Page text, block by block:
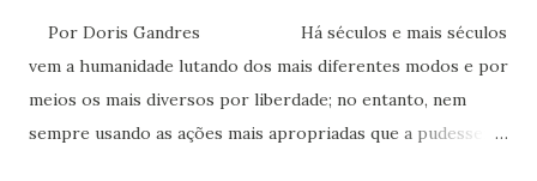
Por Doris Gandres Há séculos e mais séculos
vem a humanidade lutando dos mais diferentes modos e por
meios os mais diversos por liberdade; no entanto, nem
sempre usando as ações mais apropriadas que a pudessem